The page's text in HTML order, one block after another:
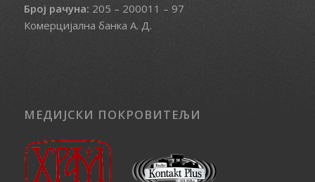
Број рачуна: 205 – 200011 – 97
Комерцијална банка А. Д.
МЕДИЈСКИ ПОКРОВИТЕЉИ